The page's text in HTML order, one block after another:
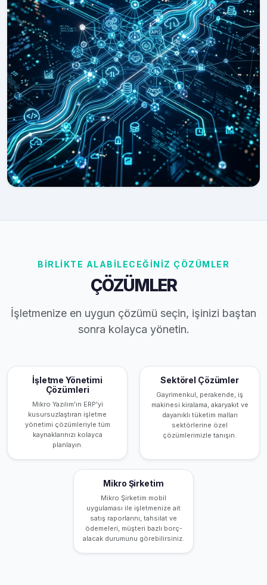
BİRLİKTE ALABİLECEĞİNİZ ÇÖZÜMLER
ÇÖZÜMLER
İşletmenize en uygun çözümü seçin, işinizi baştan
sonra kolayca yönetin.
İşletme Yönetimi
Çözümleri
Mikro Yazılım'ın ERP'yi
kusursuzlaştıran işletme
yönetimi çözümleriyle tüm
kaynaklarınızı kolayca
planlayın.
Sektörel Çözümler
Gayrimenkul, perakende, iş
makinesi kiralama, akaryakıt ve
dayanıklı tüketim malları
sektörlerine özel
çözümlerimizle tanışın.
Mikro Şirketim
Mikro Şirketim mobil
uygulaması ile işletmenize ait
satış raporlarını, tahsilat ve
ödemeleri, müşteri bazlı borç-
alacak durumunu görebilirsiniz.